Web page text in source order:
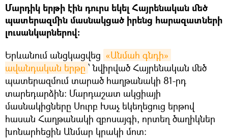
Մարդիկ երթի էին դուրս եկել Հայրենական մեծ
պատերազմին մասնակցած իրենց հարազատների
լուսանկարներով։
Երևանում անցկացվեց «Անմահ գնդի»
ավանդական երթը ՝ նվիրված Հայրենական մեծ
պատերազմում տարած հաղթանակի 81-րդ
տարեդարձին: Մարդաշատ ակցիայի
մասնակիցները Սուրբ Խաչ եկեղեցուց երթով
հասան Հաղթանակի զբոսայգի, որտեղ ծաղիկներ
խոնարհեցին Անմար կրակի մոտ: